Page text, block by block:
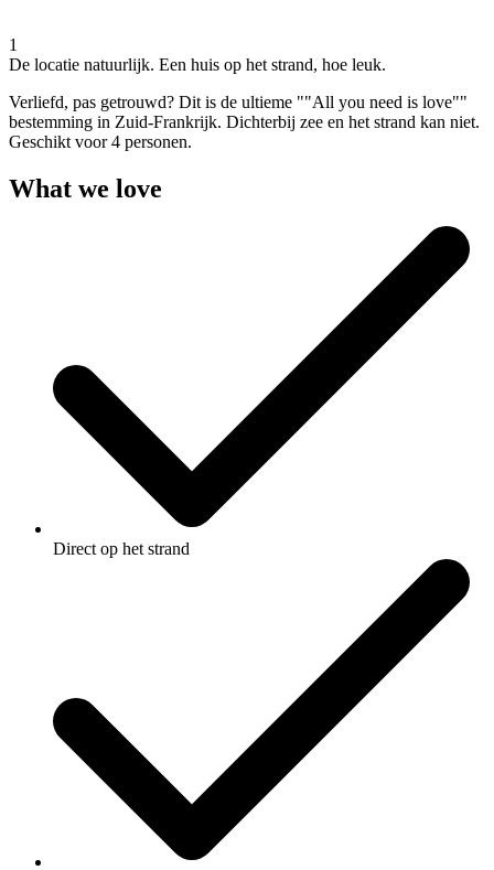
1
De locatie natuurlijk. Een huis op het strand, hoe leuk.
Verliefd, pas getrouwd? Dit is de ultieme ""All you need is love""
bestemming in Zuid-Frankrijk. Dichterbij zee en het strand kan niet.
Geschikt voor 4 personen.
What we love
Direct op het strand